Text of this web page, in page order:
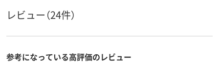
レビュー（24件）
参考になっている高評価のレビュー